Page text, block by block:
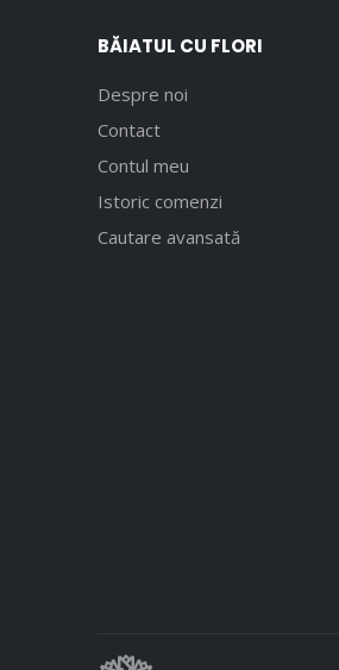
BĂIATUL CU FLORI
Despre noi
Contact
Contul meu
Istoric comenzi
Cautare avansată